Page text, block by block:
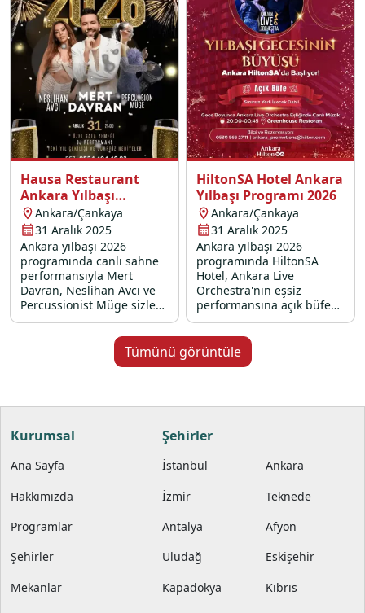
Hausa Restaurant
Ankara Yılbaşı
Programı 2026
Ankara/Çankaya
31 Aralık 2025
Ankara yılbaşı 2026
programında canlı sahne
performansıyla Mert
Davran, Neslihan Avcı ve
Percussionist Müge sizleri
müzik, eğlence ve özel
lezzetlerle dolu bir yılbaşı
gecesine davet ediyor.
HiltonSA Hotel Ankara
Yılbaşı Programı 2026
Ankara/Çankaya
31 Aralık 2025
Ankara yılbaşı 2026
programında HiltonSA
Hotel, Ankara Live
Orchestra'nın eşsiz
performansına açık büfe
lezzetleri eşlik ediyor.
Tümünü görüntüle
Kurumsal
Ana Sayfa
Hakkımızda
Programlar
Şehirler
Mekanlar
Şehirler
İstanbul
Ankara
İzmir
Teknede
Antalya
Afyon
Uludağ
Eskişehir
Kapadokya
Kıbrıs